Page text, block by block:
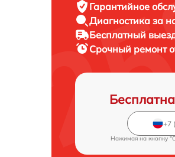
Гарантийное
Диагностика за
Бесплатный
Срочный ремонт
Нажимая на кнопку